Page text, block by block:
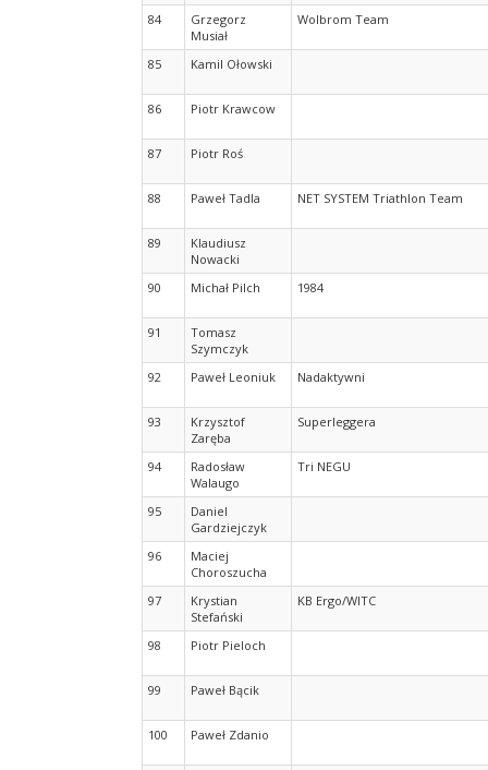
84
Grzegorz
Musiał
Wolbrom Team
85 Kamil Ołowski
86 Piotr Krawcow
87 Piotr Roś
88 Paweł Tadla NET SYSTEM Triathlon Team
89
Klaudiusz
Nowacki
90
Michał Pilch 1984
91
Tomasz
Szymczyk
92
Paweł Leoniuk Nadaktywni
93
Krzysztof
Zaręba
Superleggera
94
Radosław
Walaugo
Tri NEGU
95
Daniel
Gardziejczyk
96
Maciej
Choroszucha
97
Krystian
Stefański
KB Ergo/WITC
98 Piotr Pieloch
99 Paweł Bącik
100 Paweł Zdanio